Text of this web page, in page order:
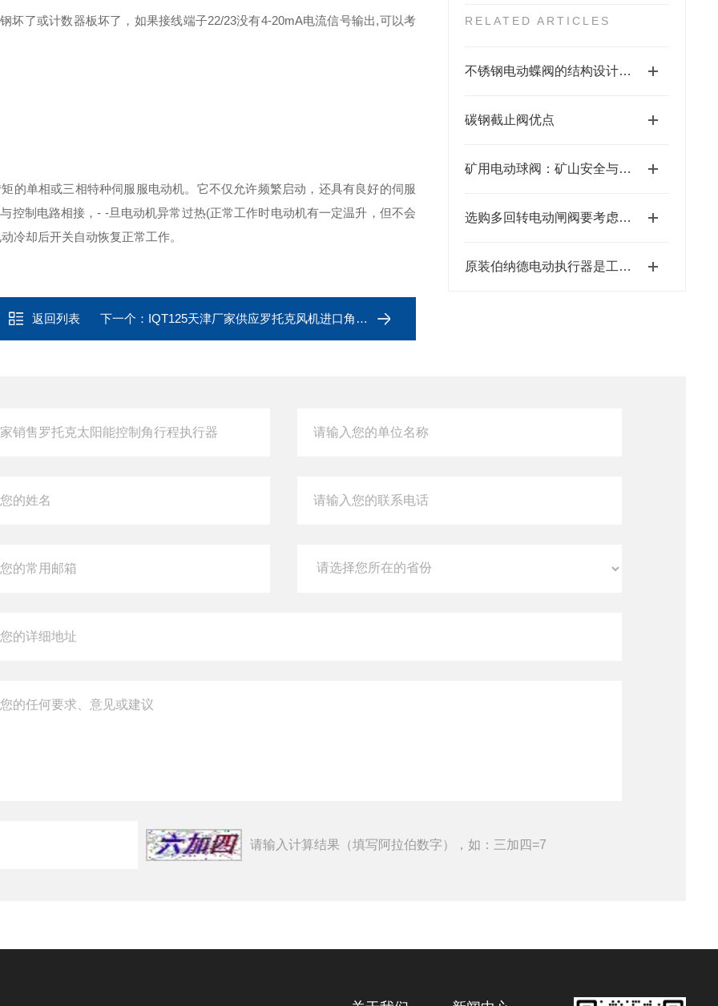
RELATED ARTICLES
不锈钢电动蝶阀的结构设计与密封技术分析
碳钢截止阀优点
矿用电动球阀：矿山安全与自动化控制的关键执行器
选购多回转电动闸阀要考虑哪些方面
原装伯纳德电动执行器是工业自动化的可靠之选
坏了或计数器板坏了，如果接线端子22/23没有4-20mA电流信号输出,可以考
的单相或三相特种伺服服电动机。它不仅允许频繁启动，还具有良好的伺服
控制电路相接，- -旦电动机异常过热(正常工作时电动机有一定温升，但不会
冷却后开关自动恢复正常工作。
返回列表 下一个： IQT125天津厂家供应罗托克风机进口角行程电动装置
请输入计算结果（填写阿拉伯数字），如：三加四=7